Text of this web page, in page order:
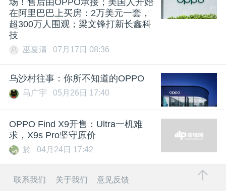
在阿里巴巴上买房：2万美元一套，
超300万人围观；梁文锋打新长鑫科
技
巫夏清 07月17日 08:36
乌沙村往事：你所不知道的OPPO
马广宇 05月26日 17:40
OPPO Find X9开售：Ultra一机难
求，X9s Pro坚守原价
於 04月24日 17:42
联系我们 关于我们 意见反馈